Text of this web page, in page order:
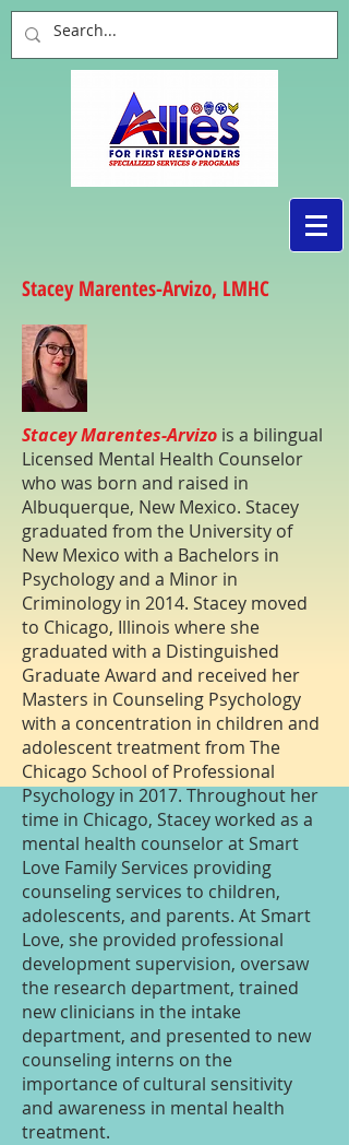
Stacey Marentes-Arvizo, LMHC
Stacey Marentes-Arvizo is a bilingual
Licensed Mental Health Counselor
who was born and raised in
Albuquerque, New Mexico. Stacey
graduated from the University of
New Mexico with a Bachelors in
Psychology and a Minor in
Criminology in 2014. Stacey moved
to Chicago, Illinois where she
graduated with a Distinguished
Graduate Award and received her
Masters in Counseling Psychology
with a concentration in children and
adolescent treatment from The
Chicago School of Professional
Psychology in 2017. Throughout her
time in Chicago, Stacey worked as a
mental health counselor at Smart
Love Family Services providing
counseling services to children,
adolescents, and parents. At Smart
Love, she provided professional
development supervision, oversaw
the research department, trained
new clinicians in the intake
department, and presented to new
counseling interns on the
importance of cultural sensitivity
and awareness in mental health
treatment.